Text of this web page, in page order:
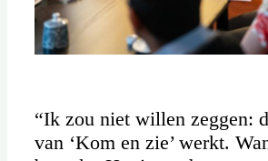
“Ik zou niet willen zeggen:
van ‘Kom en zie’ werkt.